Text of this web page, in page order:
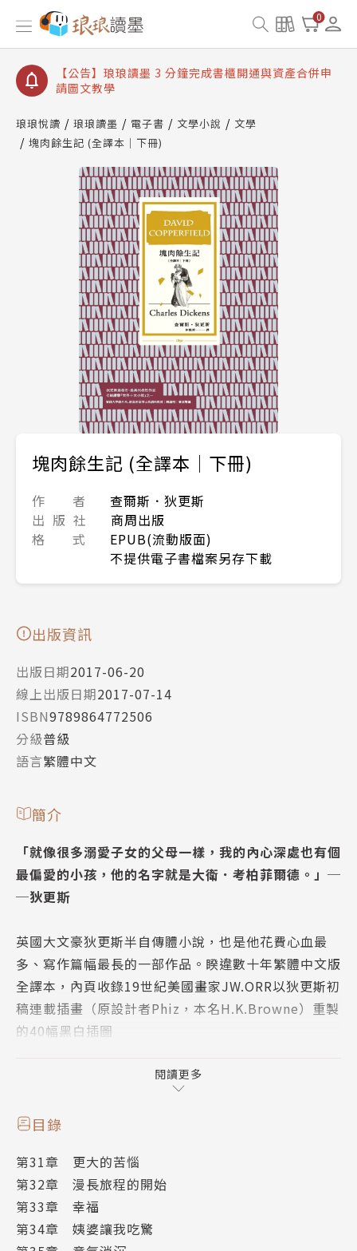
0
【公告】琅琅讀墨數位閱讀資產合併與書櫃開通申請
【公告】琅琅讀墨書櫃開通常見問題
【公告】琅琅讀墨 3 分鐘完成書櫃開通與資產合併申
請圖文教學
查詢
【公告】琅琅讀墨數位閱讀資產合併與書櫃開通申請
琅琅悅讀 琅琅讀墨 電子書 文學小說
文學
塊肉餘生記 (全譯本│下冊)
塊肉餘生記 (全譯本│下冊)
作 者
查爾斯．狄更斯
出 版 社
商周出版
格 式
EPUB(流動版面)
不提供電子書檔案另存下載
出版資訊
出版日期2017-06-20
線上出版日期2017-07-14
ISBN9789864772506
分級普級
語言繁體中文
簡介
「就像很多溺愛子女的父母一樣，我的內心深處也有個
最偏愛的小孩，他的名字就是大衛．考柏菲爾德。」─
─狄更斯
英國大文豪狄更斯半自傳體小說，也是他花費心血最
多、寫作篇幅最長的一部作品。睽違數十年繁體中文版
全譯本，內頁收錄19世紀美國畫家JW.ORR以狄更斯初
稿連載插畫（原設計者Phiz，本名H.K.Browne）重製
的40幅黑白插圖
自幼失怙的大衛‧考柏菲爾德，從小在繼父暴力威脅
下，飽受折磨與虐待，不僅家產遭侵占，還被逐出家
門，趕去寄宿學校念書；在混亂的校園中，他了解到人
去工廠當童工，自力更生，他不甘心一輩子埋沒在空酒
瓶堆，就跑去投靠他的貝希姨婆。長期寄人籬下的大
衛，在姨婆的栽培下繼續上學、找工作，儘管歷經種種
艱苦，但因受到親友們的鼓勵及幫助，不畏命運打擊與
閱讀更多
目錄
第31章 更大的苦惱
第32章 漫長旅程的開始
第33章 幸福
第34章 姨婆讓我吃驚